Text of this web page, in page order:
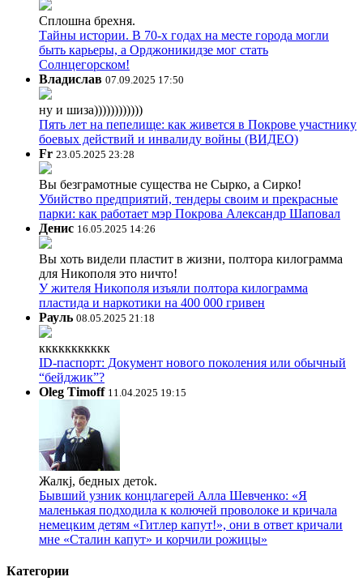
Сплошна брехня.
Тайны истории. В 70-х годах на месте города могли
быть карьеры, а Орджоникидзе мог стать
Солнцегорском!
Владислав 07.09.2025 17:50
ну и шиза))))))))))))
Пять лет на пепелище: как живется в Покрове участнику
боевых действий и инвалиду войны (ВИДЕО)
Fr 23.05.2025 23:28
Вы безграмотные существа не Сырко, а Сирко!
Убийство предприятий, тендеры своим и прекрасные
парки: как работает мэр Покрова Александр Шаповал
Денис 16.05.2025 14:26
Вы хоть видели пластит в жизни, полтора килограмма
для Никополя это ничто!
У жителя Никополя изъяли полтора килограмма
пластида и наркотики на 400 000 гривен
Рауль 08.05.2025 21:18
ккккккккккк
ID-паспорт: Документ нового поколения или обычный
“бейджик”?
Oleg Timoff 11.04.2025 19:15
Жалкj, бедных детok.
Бывший узник концлагерей Алла Шевченко: «Я
маленькая подходила к колючей проволоке и кричала
немецким детям «Гитлер капут!», они в ответ кричали
мне «Сталин капут» и корчили рожицы»
Категории